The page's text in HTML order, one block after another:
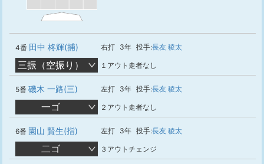
4番 田中 柊輝(捕) 右打 3年 投手:長友 稜太
三振（空振り） １アウト走者なし
5番 磯木 一路(三) 左打 3年 投手:長友 稜太
一ゴ ２アウト走者なし
6番 園山 賢生(指) 左打 3年 投手:長友 稜太
二ゴ ３アウトチェンジ